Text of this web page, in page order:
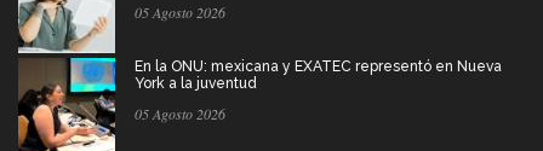
05 Agosto 2026
En la ONU: mexicana y EXATEC representó en Nueva
York a la juventud
05 Agosto 2026